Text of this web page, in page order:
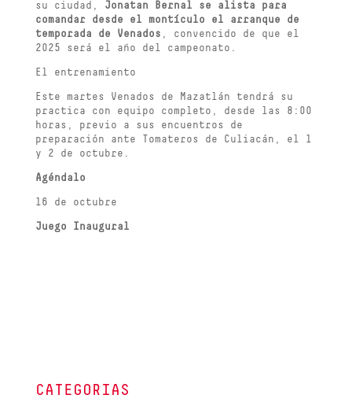
su ciudad,
Jonatan Bernal se alista para
comandar desde el montículo el arranque de
temporada de Venados , convencido de que el
2025 será el año del campeonato.
El entrenamiento
Este martes Venados de Mazatlán tendrá su
practica con equipo completo, desde las 8:00
horas, previo a sus encuentros de
preparación ante Tomateros de Culiacán, el 1
y 2 de octubre.
Agéndalo
16 de octubre
Juego Inaugural
CATEGORIAS